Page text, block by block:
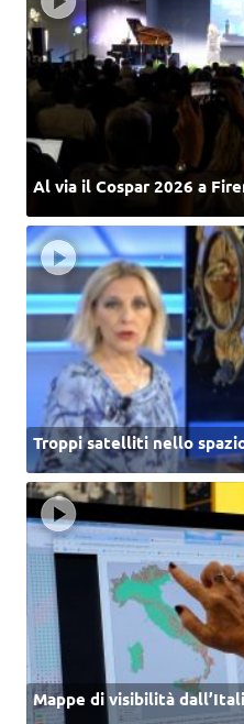
Al via il Cospar 2026 a
Troppi satelliti nello
Mappe di visibilità